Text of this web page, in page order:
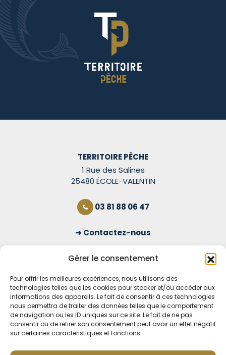
Gérer le consentement
Pour offrir les meilleures expériences, nous utilisons des
technologies telles que les cookies pour stocker et/ou accéder aux
informations des appareils. Le fait de consentir à ces technologies
nous permettra de traiter des données telles que le comportement
de navigation ou les ID uniques sur ce site. Le fait de ne pas
consentir ou de retirer son consentement peut avoir un effet négatif
sur certaines caractéristiques et fonctions.
TERRITOIRE PÊCHE
1 Rue des Salines
25480 ÉCOLE-VALENTIN
03 81 88 06 47
Contactez-nous
OUVERT TOUS LES JOURS
Voir nos horaires
MENTIONS LÉGALES